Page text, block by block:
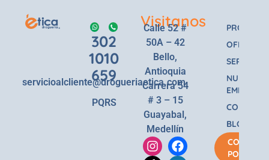
302
1010
659
servicioalcliente@drogueriaetica.com
PQRS
Visitanos
Calle 52 #
50A – 42
Bello,
Antioquia
Carrera 54
# 3 – 15
Guayabal,
Medellín
OFERTAS
SERVICIOS
NUESTRA
EMPRESA
BLOG
COMPRA
POR